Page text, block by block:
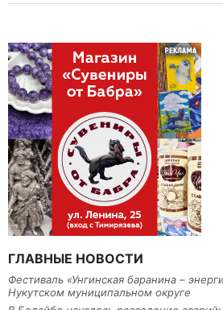
ГЛАВНЫЕ НОВОСТИ
Фестиваль «Унгинская баранина –
Нукутском муниципальном округе